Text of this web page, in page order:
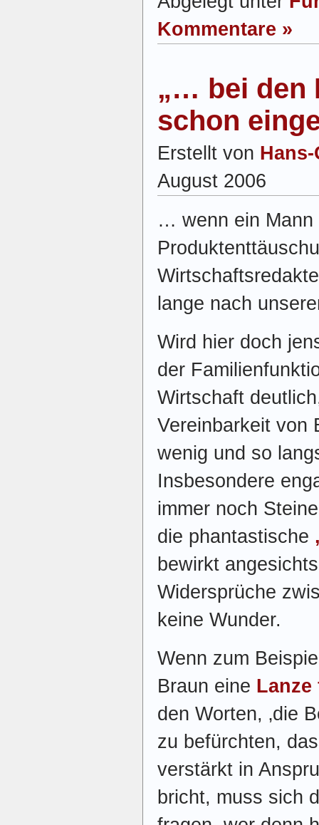
Kommentare »
„… bei den
schon
Erstellt von
August 2006
… wenn ein Mann
lange nach
Wird hier doch
der
Wirtschaft
Vereinbarkeit von
wenig und so
Insbesondere
immer noch
die phantastische
bewirkt
Widersprüche
keine Wunder.
Wenn zum
Braun eine Lanze
den Worten, ‚die
zu befürchten,
verstärkt in
bricht, muss sich